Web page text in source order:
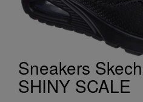
Sneakers
SHINY SCALE